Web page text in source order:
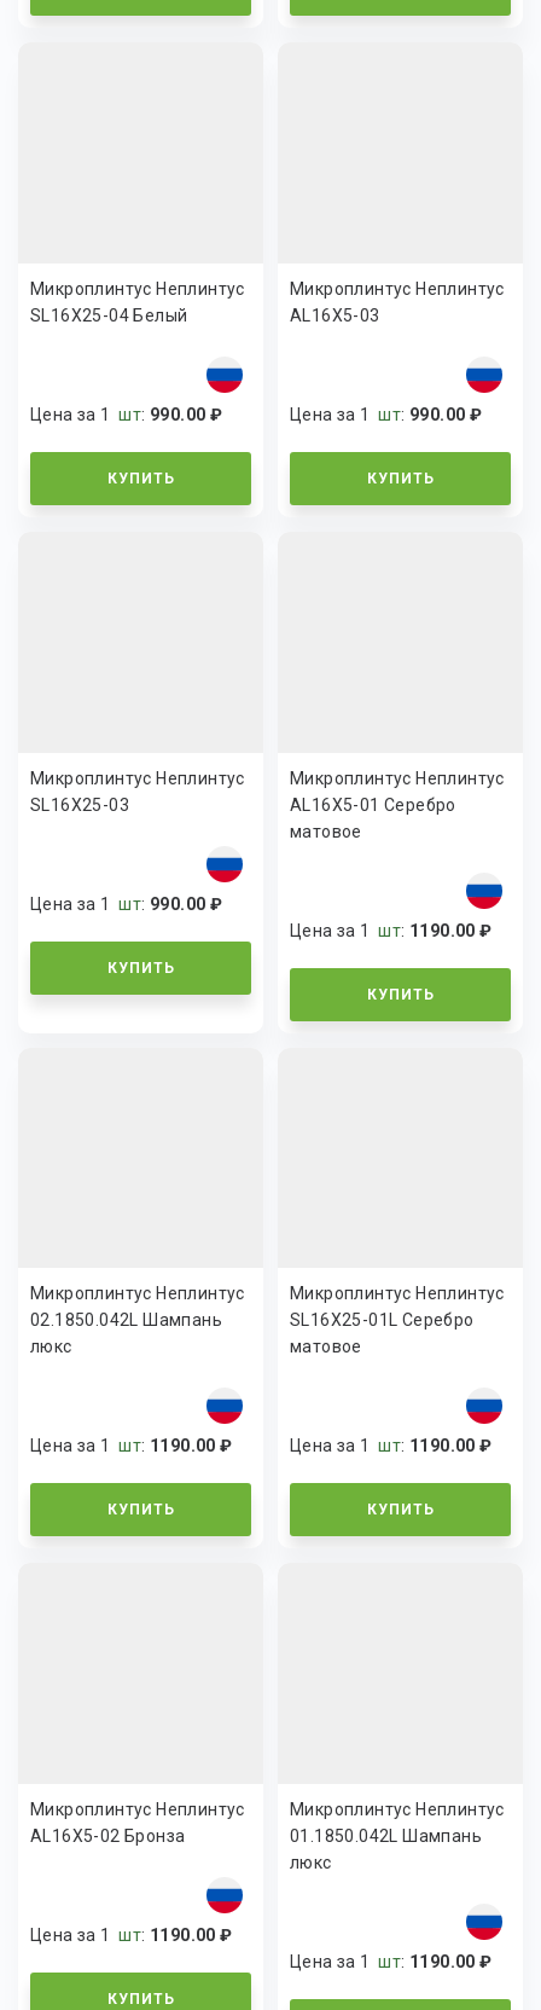
Микроплинтус Неплинтус
SL16X25-04 Белый
Цена за 1шт: 990.00 ₽
КУПИТЬ
Микроплинтус Неплинтус
AL16X5-03
Цена за 1шт: 990.00 ₽
КУПИТЬ
Микроплинтус Неплинтус
SL16X25-03
Цена за 1шт: 990.00 ₽
КУПИТЬ
Микроплинтус Неплинтус
AL16X5-01 Серебро
матовое
Цена за 1шт: 1190.00 ₽
КУПИТЬ
Микроплинтус Неплинтус
02.1850.042L Шампань
люкс
Цена за 1шт: 1190.00 ₽
КУПИТЬ
Микроплинтус Неплинтус
SL16X25-01L Серебро
матовое
Цена за 1шт: 1190.00 ₽
КУПИТЬ
Микроплинтус Неплинтус
AL16X5-02 Бронза
Цена за 1шт: 1190.00 ₽
КУПИТЬ
Микроплинтус Неплинтус
01.1850.042L Шампань
люкс
Цена за 1шт: 1190.00 ₽